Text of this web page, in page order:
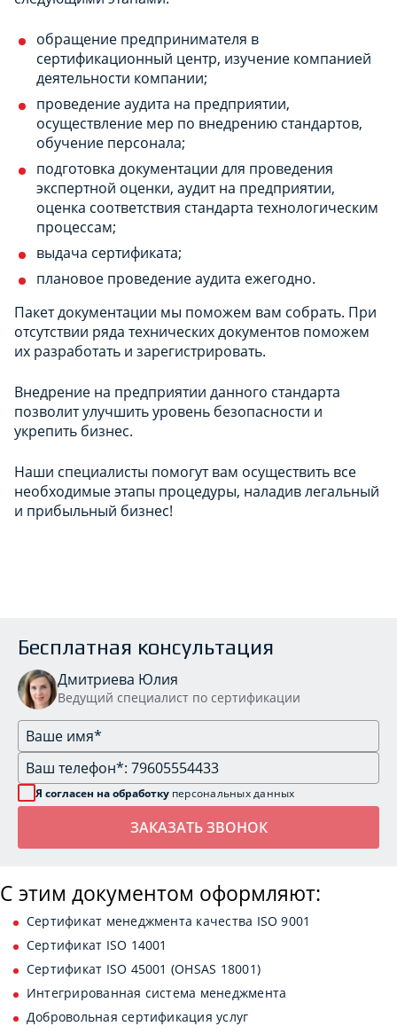
обращение предпринимателя в
сертификационный центр, изучение компанией
деятельности компании;
проведение аудита на предприятии,
осуществление мер по внедрению стандартов,
обучение персонала;
подготовка документации для проведения
экспертной оценки, аудит на предприятии,
оценка соответствия стандарта технологическим
процессам;
выдача сертификата;
плановое проведение аудита ежегодно.
Пакет документации мы поможем вам собрать. При
отсутствии ряда технических документов поможем
их разработать и зарегистрировать.
Внедрение на предприятии данного стандарта
позволит улучшить уровень безопасности и
укрепить бизнес.
Наши специалисты помогут вам осуществить все
необходимые этапы процедуры, наладив легальный
и прибыльный бизнес!
Бесплатная консультация
Дмитриева Юлия
Ведущий специалист по сертификации
Я согласен на обработку персональных данных
С этим документом оформляют:
Сертификат менеджмента качества ISO 9001
Сертификат ISO 14001
Сертификат ISO 45001 (OHSAS 18001)
Интегрированная система менеджмента
Добровольная сертификация услуг